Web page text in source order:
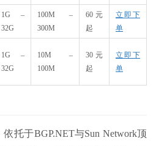
1G –
32G
100M –
300M
60元
起
立即下
单
1G –
32G
10M –
100M
30元
起
立即下
单
托于BGP.NET与Sun Network顶